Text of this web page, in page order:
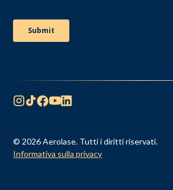
© 2026 Aerolase. Tutti i diritti riservati.
Informativa sulla privacy